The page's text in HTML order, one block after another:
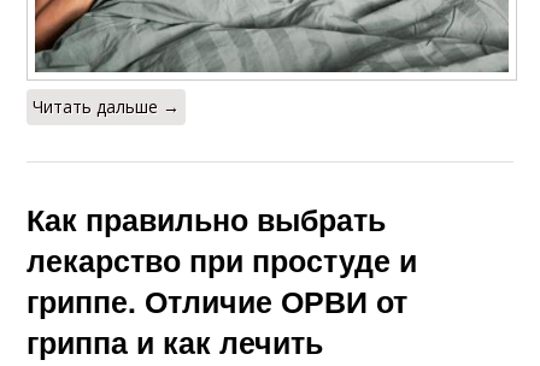
Читать дальше →
Как правильно выбрать
лекарство при простуде и
гриппе. Отличие ОРВИ от
гриппа и как лечить